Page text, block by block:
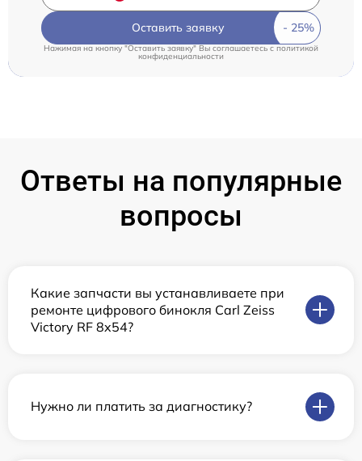
Оставить заявку
Нажимая на кнопку "Оставить заявку" Вы соглашаетесь cполитикой
конфиденциальности
Ответы на популярные
вопросы
Какие запчасти вы устанавливаете при
ремонте цифрового бинокля Carl Zeiss
Victory RF 8x54?
Нужно ли платить за диагностику?